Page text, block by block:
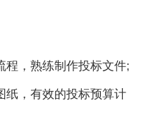
，熟练制作投标文件;
，有效的投标预算计